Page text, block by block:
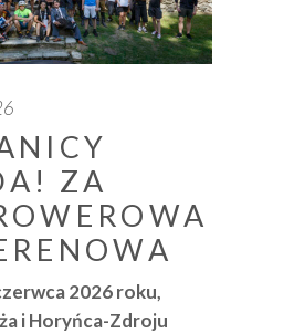
ZA
2026 roku,
i Horyńca-Zdroju